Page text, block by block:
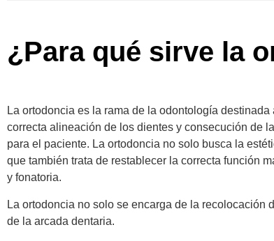
¿Para qué sirve la
La ortodoncia es la rama de la odontología destinada
correcta alineación de los dientes y consecución de
para el paciente. La ortodoncia no solo busca la
que también trata de restablecer la correcta función
y fonatoria.
La ortodoncia no solo se encarga de la recolocación
de la arcada dentaria.